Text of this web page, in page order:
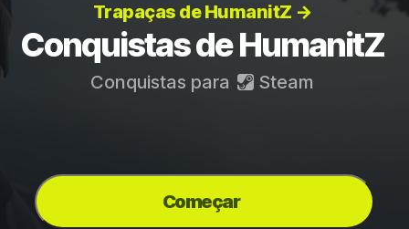
Trapaças de HumanitZ →
Conquistas de HumanitZ
Conquistas para Steam
Começar